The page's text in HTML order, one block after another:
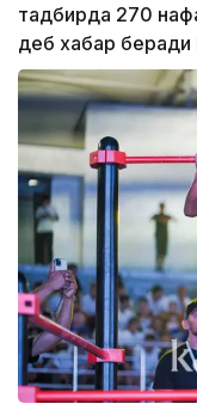
тадбирда 270
деб хабар